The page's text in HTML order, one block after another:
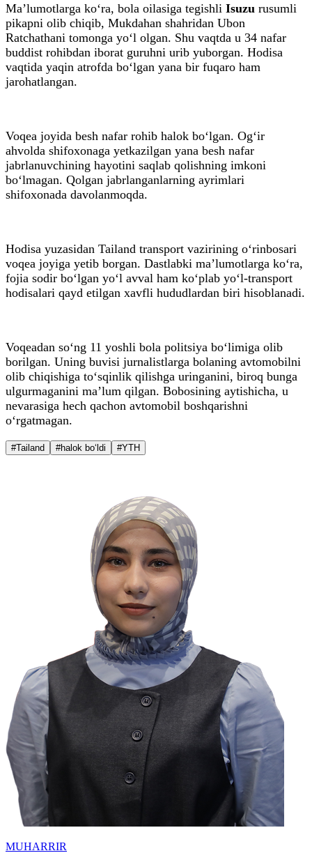
Ma’lumotlarga ko‘ra, bola oilasiga tegishli Isuzu rusumli
pikapni olib chiqib, Mukdahan shahridan Ubon
Ratchathani tomonga yo‘l olgan. Shu vaqtda u 34 nafar
buddist rohibdan iborat guruhni urib yuborgan. Hodisa
vaqtida yaqin atrofda bo‘lgan yana bir fuqaro ham
jarohatlangan.
Voqea joyida besh nafar rohib halok bo‘lgan. Og‘ir
ahvolda shifoxonaga yetkazilgan yana besh nafar
jabrlanuvchining hayotini saqlab qolishning imkoni
bo‘lmagan. Qolgan jabrlanganlarning ayrimlari
shifoxonada davolanmoqda.
Hodisa yuzasidan Tailand transport vazirining o‘rinbosari
voqea joyiga yetib borgan. Dastlabki ma’lumotlarga ko‘ra,
fojia sodir bo‘lgan yo‘l avval ham ko‘plab yo‘l-transport
hodisalari qayd etilgan xavfli hududlardan biri hisoblanadi.
Voqeadan so‘ng 11 yoshli bola politsiya bo‘limiga olib
borilgan. Uning buvisi jurnalistlarga bolaning avtomobilni
olib chiqishiga to‘sqinlik qilishga uringanini, biroq bunga
ulgurmaganini ma’lum qilgan. Bobosining aytishicha, u
nevarasiga hech qachon avtomobil boshqarishni
o‘rgatmagan.
#Tailand #halok bo‘ldi #YTH
MUHARRIR